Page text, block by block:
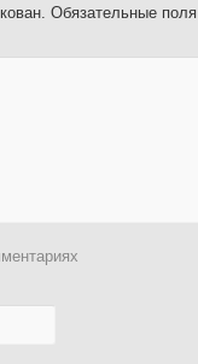
Обязательные